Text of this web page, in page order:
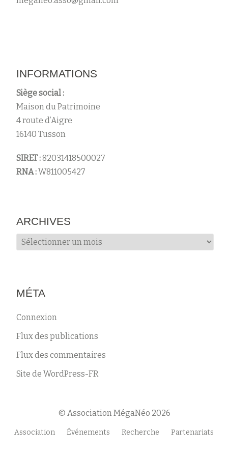
INFORMATIONS
Siège social :
Maison du Patrimoine
4 route d’Aigre
16140 Tusson
SIRET :82031418500027
RNA :W811005427
ARCHIVES
Archives
MÉTA
Connexion
Flux des publications
Flux des commentaires
Site de WordPress-FR
© Association MégaNéo 2026
Menu
Association Événements Recherche Partenariats